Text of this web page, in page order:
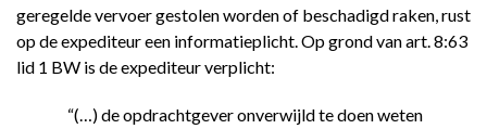
geregelde vervoer gestolen worden of beschadigd raken, rust
op de expediteur een informatieplicht. Op grond van art. 8:63
lid 1 BW is de expediteur verplicht:
“(…) de opdrachtgever onverwijld te doen weten